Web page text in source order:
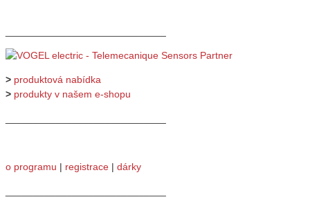
> produktová nabídka
> produkty v našem e-shopu
o programu | registrace | dárky